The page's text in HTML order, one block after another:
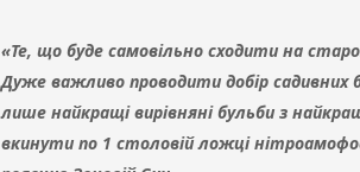
«Те, що буде самовільно сходити на
Дуже важливо проводити добір
лише найкращі вирівняні бульби з
вкинути по 1 столовій ложці